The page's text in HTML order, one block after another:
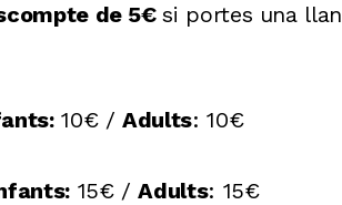
de 5€si portes una
10€ /Adults: 10€
15€ /Adults: 15€